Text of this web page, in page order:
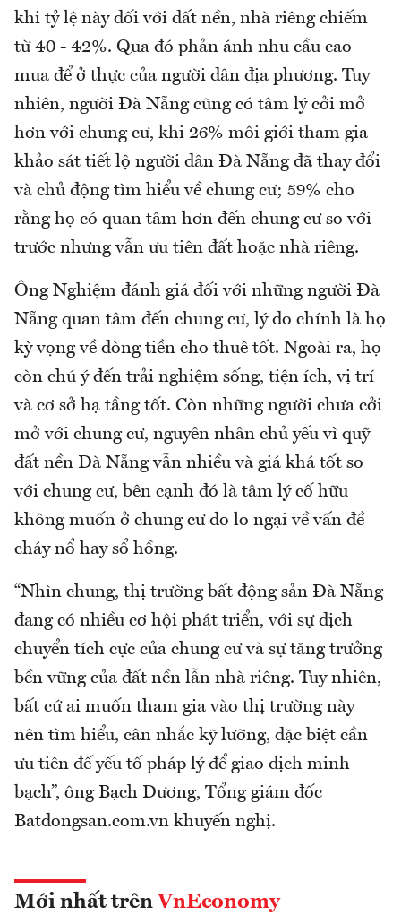
khi tỷ lệ này đối với đất nền, nhà riêng chiếm
từ 40 - 42%. Qua đó phản ánh nhu cầu cao
mua để ở thực của người dân địa phương. Tuy
nhiên, người Đà Nẵng cũng có tâm lý cởi mở
hơn với chung cư, khi 26% môi giới tham gia
khảo sát tiết lộ người dân Đà Nẵng đã thay đổi
và chủ động tìm hiểu về chung cư; 59% cho
rằng họ có quan tâm hơn đến chung cư so với
trước nhưng vẫn ưu tiên đất hoặc nhà riêng.
Ông Nghiệm đánh giá đối với những người Đà
Nẵng quan tâm đến chung cư, lý do chính là họ
kỳ vọng về dòng tiền cho thuê tốt. Ngoài ra, họ
còn chú ý đến trải nghiệm sống, tiện ích, vị trí
và cơ sở hạ tầng tốt. Còn những người chưa cởi
mở với chung cư, nguyên nhân chủ yếu vì quỹ
đất nền Đà Nẵng vẫn nhiều và giá khá tốt so
với chung cư, bên cạnh đó là tâm lý cố hữu
không muốn ở chung cư do lo ngại về vấn đề
cháy nổ hay sổ hồng.
“Nhìn chung, thị trường bất động sản Đà Nẵng
đang có nhiều cơ hội phát triển, với sự dịch
chuyển tích cực của chung cư và sự tăng trưởng
bền vững của đất nền lẫn nhà riêng. Tuy nhiên,
bất cứ ai muốn tham gia vào thị trường này
nên tìm hiểu, cân nhắc kỹ lưỡng, đặc biệt cần
ưu tiên đế yếu tố pháp lý để giao dịch minh
bạch”, ông Bạch Dương, Tổng giám đốc
Batdongsan.com.vn khuyến nghị.
Mới nhất trên VnEconomy